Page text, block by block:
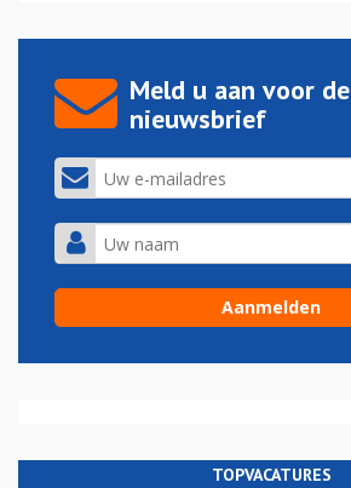
Meld u aan voor de
nieuwsbrief
TOPVACATURES